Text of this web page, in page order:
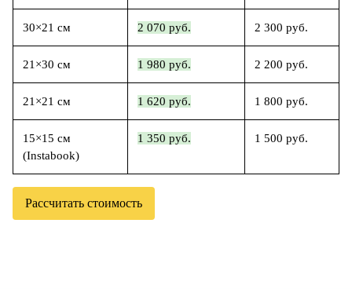
30×21 см 2 070 руб. 2 300 руб.
21×30 см 1 980 руб. 2 200 руб.
21×21 см 1 620 руб. 1 800 руб.
15×15 см
(Instabook)
1 350 руб. 1 500 руб.
Рассчитать стоимость